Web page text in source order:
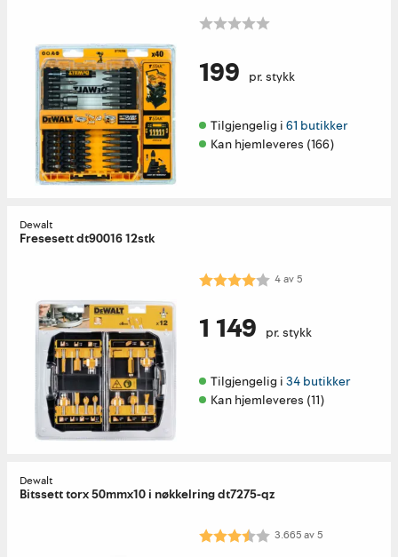
199 pr. stykk
Tilgjengelig i 61 butikker
Kan hjemleveres (166)
Dewalt
Fresesett dt90016 12stk
Karakter: 4.0 av 5 mulige
4av5
1 149 pr. stykk
Tilgjengelig i 34 butikker
Kan hjemleveres (11)
Dewalt
Bitssett torx 50mmx10 i nøkkelring dt7275-qz
Karakter: 3.7 av 5 mulige
3.665av5